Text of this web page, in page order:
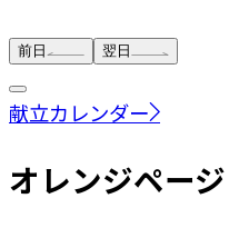
前日 翌日
献立カレンダー
オレンジペー